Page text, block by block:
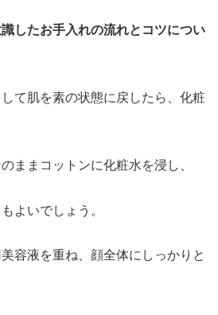
したお手入れの流れとコツについ
て肌を素の状態に戻したら、化粧
ままコットンに化粧水を浸し、
よいでしょう。
容液を重ね、顔全体にしっかりと